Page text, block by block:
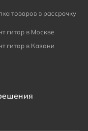
товаров в рассрочку
гитар в Москве
гитар в Казани